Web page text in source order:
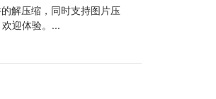
解压缩，同时支持图片压
迎体验。...